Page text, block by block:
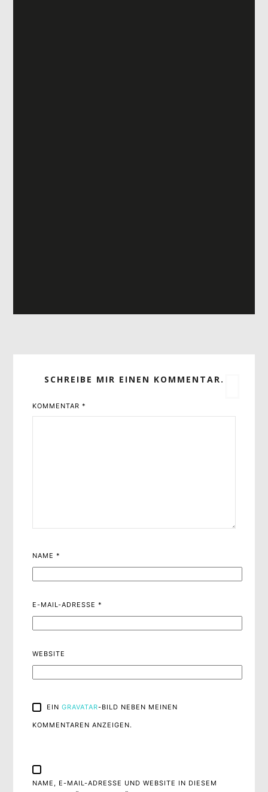
SCHREIBE MIR EINEN KOMMENTAR.
KOMMENTAR*
NAME*
E-MAIL-ADRESSE*
WEBSITE
EIN GRAVATAR-BILD NEBEN MEINEN
KOMMENTAREN ANZEIGEN.
NAME, E-MAIL-ADRESSE UND WEBSITE IN DIESEM